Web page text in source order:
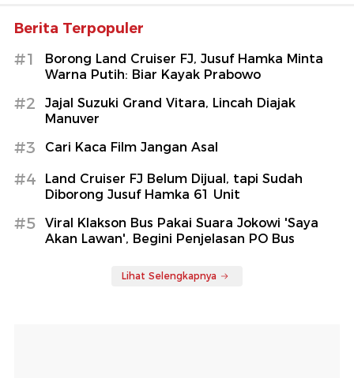
Berita Terpopuler
#1
Borong Land Cruiser FJ, Jusuf Hamka Minta
Warna Putih: Biar Kayak Prabowo
#2
Jajal Suzuki Grand Vitara, Lincah Diajak
Manuver
#3 Cari Kaca Film Jangan Asal
#4
Land Cruiser FJ Belum Dijual, tapi Sudah
Diborong Jusuf Hamka 61 Unit
#5
Viral Klakson Bus Pakai Suara Jokowi 'Saya
Akan Lawan', Begini Penjelasan PO Bus
Lihat Selengkapnya